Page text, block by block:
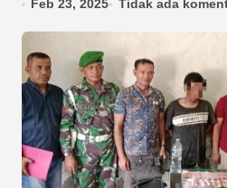
Feb 23, 2025 Tidak ada